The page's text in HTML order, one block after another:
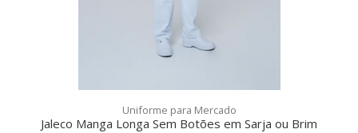
Uniforme para Mercado
Jaleco Manga Longa Sem Botões em Sarja ou Brim